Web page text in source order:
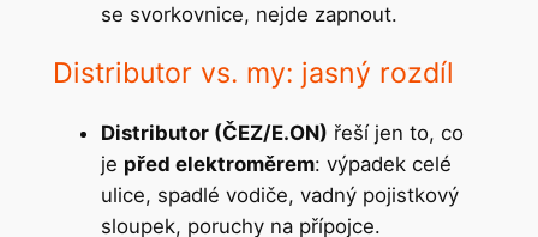
se svorkovnice, nejde zapnout.
Distributor vs. my: jasný rozdíl
Distributor (ČEZ/E.ON) řeší jen to, co
je před elektroměrem: výpadek celé
ulice, spadlé vodiče, vadný pojistkový
sloupek, poruchy na přípojce.